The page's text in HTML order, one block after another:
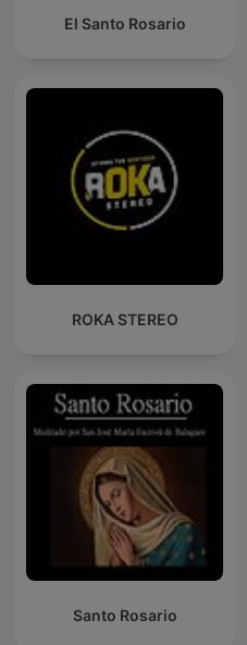
El Santo Rosario
ROKA STEREO
Santo Rosario